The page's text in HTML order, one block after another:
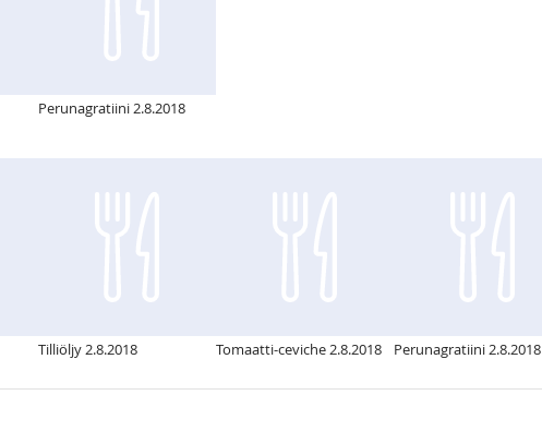
Perunagratiini 2.8.2018
Tilliöljy 2.8.2018 Tomaatti-ceviche 2.8.2018 Perunagratiini 2.8.2018